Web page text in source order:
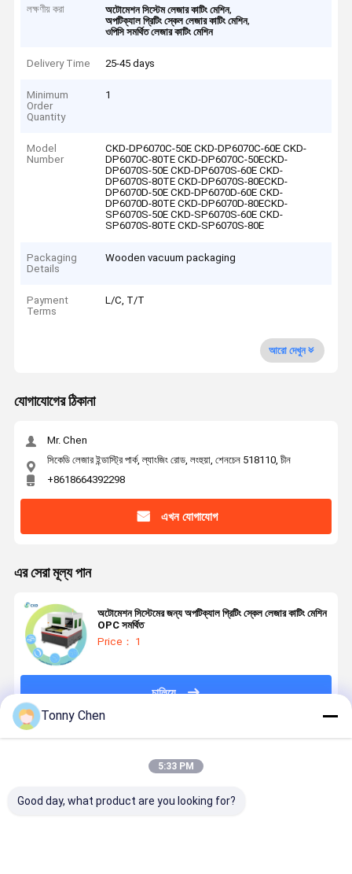
লক্ষণীয় করা অটোমেশন সিস্টেম লেজার কাটিং মেশিন,
অপটিক্যাল গ্রিটিং স্কেল লেজার কাটিং মেশিন,
ওপিসি সমর্থিত লেজার কাটিং মেশিন
Delivery Time 25-45 days
Minimum
Order
Quantity
1
Model
Number
CKD-DP6070C-50E CKD-DP6070C-60E CKD-
DP6070C-80TE CKD-DP6070C-50ECKD-
DP6070S-50E CKD-DP6070S-60E CKD-
DP6070S-80TE CKD-DP6070S-80ECKD-
DP6070D-50E CKD-DP6070D-60E CKD-
DP6070D-80TE CKD-DP6070D-80ECKD-
SP6070S-50E CKD-SP6070S-60E CKD-
SP6070S-80TE CKD-SP6070S-80E
Packaging
Details
Wooden vacuum packaging
Payment
Terms
L/C, T/T
আরো দেখুন
যোগাযোগের ঠিকানা
Mr. Chen
সিকেডি লেজার ইন্ডাস্ট্রি পার্ক, ল্যাংজিং রোড, লংহুয়া, শেনচেন 518110, চীন
+8618664392298
এখন যোগাযোগ
এর সেরা মূল্য পান
অটোমেশন সিস্টেমের জন্য অপটিক্যাল গ্রিটিং স্কেল লেজার কাটিং মেশিন
OPC সমর্থিত
Price： 1
চালিয়ে
Tonny Chen
5:33 PM
Good day, what product are you looking for?